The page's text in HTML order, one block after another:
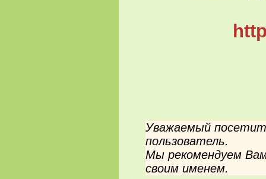
Уважаемый
пользователь.
Мы рекомендуем
своим именем.